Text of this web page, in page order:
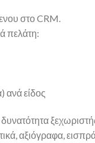
στο CRM.
πελάτη:
ανά είδος
αξιόγραφα,